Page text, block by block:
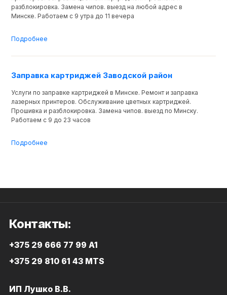
разблокировка. Замена чипов. выезд на любой адрес в
Минске. Работаем с 9 утра до 11 вечера
Подробнее
Заправка картриджей Заводской район
Услуги по заправке картриджей в Минске. Ремонт и заправка
лазерных принтеров. Обслуживание цветных картриджей.
Прошивка и разблокировка. Замена чипов. выезд по Минску.
Работаем с 9 до 23 часов
Подробнее
Контакты:
+375 29 666 77 99 A1
+375 29 810 61 43 MTS
ИП Лушко В.В.